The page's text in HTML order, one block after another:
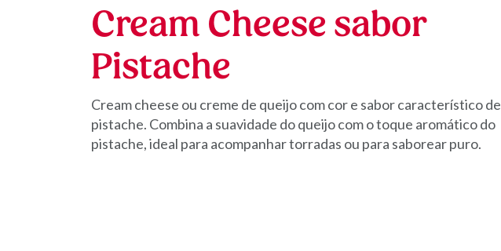
Cream Cheese sabor
Pistache
Cream cheese ou creme de queijo com cor e sabor característico de
pistache. Combina a suavidade do queijo com o toque aromático do
pistache, ideal para acompanhar torradas ou para saborear puro.